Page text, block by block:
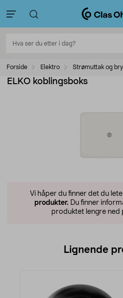
Forside Elektro Strømuttak og
ELKO koblingsboks
Vi håper du finner det du
produkter. Du finner
produktet lengre ned
Lignende